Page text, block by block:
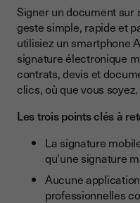
Signer un document sur
geste simple, rapide et
utilisiez un smartphone
signature électronique
contrats, devis et
clics, où que vous soyez.
Les trois points clés à
La signature
qu'une signature
Aucune
professionnelles